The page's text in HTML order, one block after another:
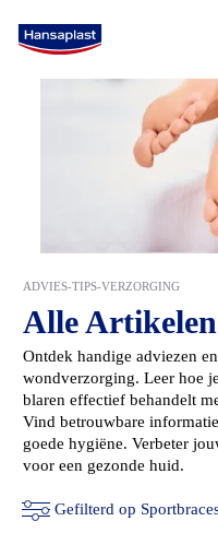
ADVIES-TIPS-VERZORGING
Alle Artikelen
Ontdek handige adviezen
wondverzorging. Leer hoe
blaren effectief behandelt
Vind betrouwbare
goede hygiëne. Verbeter
voor een gezonde huid.
Gefilterd op